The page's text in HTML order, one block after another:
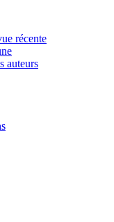
récente
auteurs